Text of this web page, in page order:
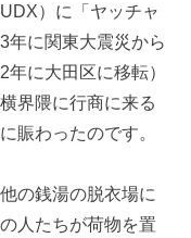
）に「ヤッチャ
年に関東大震災から
に大田区に移転）
界隈に行商に来る
賑わったのです。
の銭湯の脱衣場に
人たちが荷物を置